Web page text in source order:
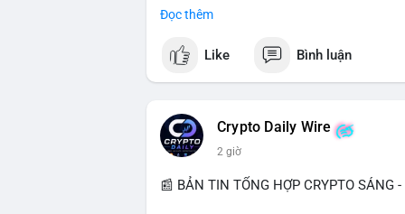
- Pháp lý: CEO Coinbase thúc đẩy
#binancesquare #cryptonews
$btc $eth $sol $xrp
#vlikevn #titanbot
📰 Nguồn: Decrypt
Đọc thêm
Like Bình luận
Crypto Daily Wire
2 giờ
📰 BẢN TIN TỔNG HỢP CRYPTO SÁNG